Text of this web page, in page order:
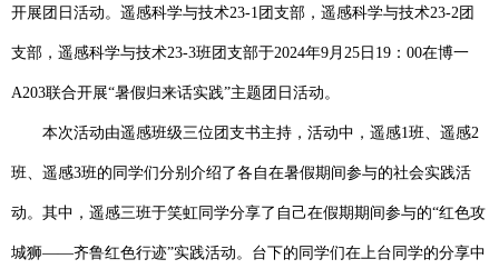
开展团日活动。遥感科学与技术23-1团支部，遥感科学与技术23-2团
支部，遥感科学与技术23-3班团支部于2024年9月25日19：00在博一
A203联合开展“暑假归来话实践”主题团日活动。
本次活动由遥感班级三位团支书主持，活动中，遥感1班、遥感2
班、遥感3班的同学们分别介绍了各自在暑假期间参与的社会实践活
动。其中，遥感三班于笑虹同学分享了自己在假期期间参与的“红色攻
城狮——齐鲁红色行迹”实践活动。台下的同学们在上台同学的分享中